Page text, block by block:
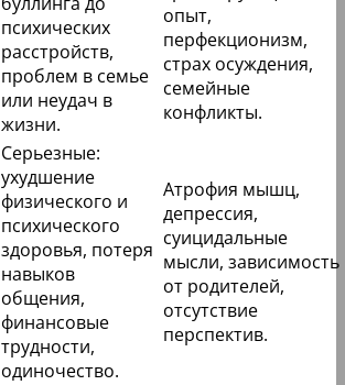
психических
расстройств,
проблем в семье
или неудач в
жизни.
опыт,
перфекционизм,
страх осуждения,
семейные
конфликты.
Серьезные:
ухудшение
физического и
психического
здоровья, потеря
навыков
общения,
финансовые
трудности,
одиночество.
Атрофия мышц,
депрессия,
суицидальные
мысли, зависимость
от родителей,
отсутствие
перспектив.